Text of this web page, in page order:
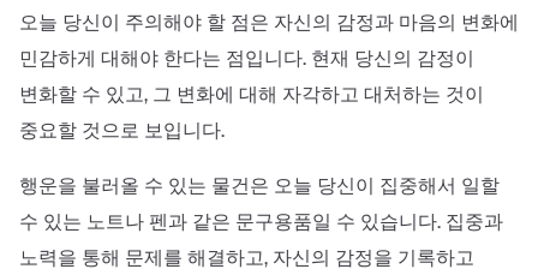
오늘 당신이 주의해야 할 점은 자신의 감정과 마음의 변화에
민감하게 대해야 한다는 점입니다. 현재 당신의 감정이
변화할 수 있고, 그 변화에 대해 자각하고 대처하는 것이
중요할 것으로 보입니다.
행운을 불러올 수 있는 물건은 오늘 당신이 집중해서 일할
수 있는 노트나 펜과 같은 문구용품일 수 있습니다. 집중과
노력을 통해 문제를 해결하고, 자신의 감정을 기록하고